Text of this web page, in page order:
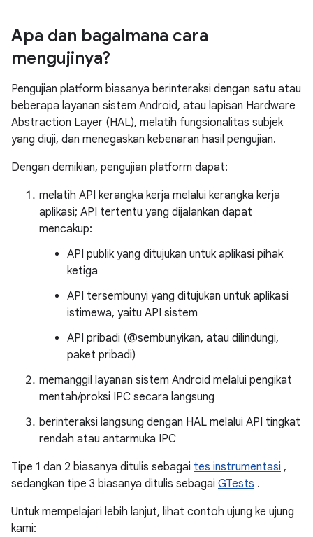
Apa dan bagaimana cara
mengujinya?
Pengujian platform biasanya berinteraksi dengan satu atau
beberapa layanan sistem Android, atau lapisan Hardware
Abstraction Layer (HAL), melatih fungsionalitas subjek
yang diuji, dan menegaskan kebenaran hasil pengujian.
Dengan demikian, pengujian platform dapat:
melatih API kerangka kerja melalui kerangka kerja
aplikasi; API tertentu yang dijalankan dapat
mencakup:
API publik yang ditujukan untuk aplikasi pihak
ketiga
API tersembunyi yang ditujukan untuk aplikasi
istimewa, yaitu API sistem
API pribadi (@sembunyikan, atau dilindungi,
paket pribadi)
memanggil layanan sistem Android melalui pengikat
mentah/proksi IPC secara langsung
berinteraksi langsung dengan HAL melalui API tingkat
rendah atau antarmuka IPC
Tipe 1 dan 2 biasanya ditulis sebagai tes instrumentasi ,
sedangkan tipe 3 biasanya ditulis sebagai GTests .
Untuk mempelajari lebih lanjut, lihat contoh ujung ke ujung
kami: